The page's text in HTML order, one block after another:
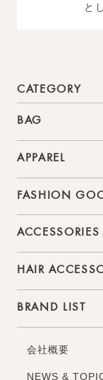
と
CATEGORY
BAG
APPAREL
FASHION
ACCESSORIES
HAIR
BRAND LIST
会社概要
NEWS &